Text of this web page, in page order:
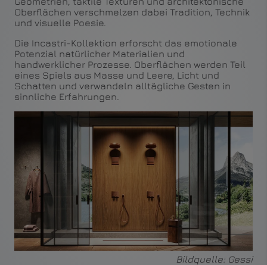
Oberflächen verschmelzen dabei Tradition, Technik
und visuelle Poesie.
Die Incastri-Kollektion erforscht das emotionale
Potenzial natürlicher Materialien und
handwerklicher Prozesse. Oberflächen werden Teil
eines Spiels aus Masse und Leere, Licht und
Schatten und verwandeln alltägliche Gesten in
sinnliche Erfahrungen.
Bildquelle: Gessi